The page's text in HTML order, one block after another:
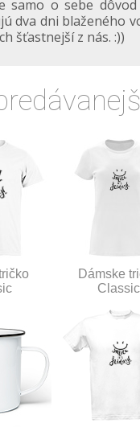
samo o sebe
dva dni blaženého
šťastnejší z nás. :))
Dámske
Classic